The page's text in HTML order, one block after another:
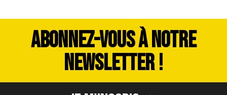
ABONNEZ-VOUS À NOTRE
NEWSLETTER !